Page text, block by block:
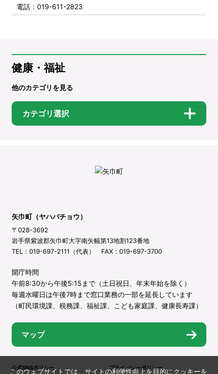
電話 ：019-611-2823
健康・福祉
他のカテゴリを見る
カテゴリ選択
矢巾町（ヤハバチョウ）
〒028-3692
岩手県紫波郡矢巾町大字南矢幅第13地割123番地
TEL：019-697-2111（代表） FAX：019-697-3700
開庁時間
午前8:30から午後5:15まで（土日祝日、年末年始を除く）
毎週水曜日は午後7時まで窓口業務の一部を延長しています
（町民環境課、税務課、福祉課、こども家庭課、健康長寿課）
マップ
公式SNSポリシー プライバシーポリシー
このウェブサイトでは、サイトの利便性向上を目的にクッキーを